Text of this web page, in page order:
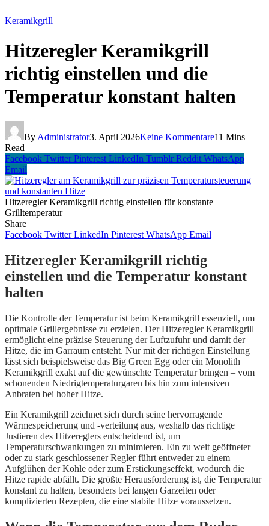
Keramikgrill
Hitzeregler Keramikgrill
richtig einstellen und die
Temperatur konstant halten
By Administrator3. April 2026Keine Kommentare11 Mins
Read
Facebook Twitter Pinterest LinkedIn Tumblr Reddit WhatsApp
Email
Hitzeregler Keramikgrill richtig einstellen für konstante
Grilltemperatur
Share
Facebook Twitter LinkedIn Pinterest WhatsApp Email
Hitzeregler Keramikgrill richtig
einstellen und die Temperatur konstant
halten
Die Kontrolle der Temperatur ist beim Keramikgrill essenziell, um
optimale Grillergebnisse zu erzielen. Der Hitzeregler Keramikgrill
ermöglicht eine präzise Steuerung der Luftzufuhr und damit der
Hitze, die im Garraum entsteht. Nur mit der richtigen Einstellung
lässt sich beispielsweise das Big Green Egg oder ein Monolith
Keramikgrill exakt auf die gewünschte Temperatur bringen – vom
schonenden Niedrigtemperaturgaren bis hin zum intensiven
Anbraten bei hoher Hitze.
Ein Keramikgrill zeichnet sich durch seine hervorragende
Wärmespeicherung und -verteilung aus, weshalb das richtige
Justieren des Hitzereglers entscheidend ist, um
Temperaturschwankungen zu minimieren. Ein zu weit geöffneter
oder zu stark geschlossener Regler führt entweder zu einem
Aufglühen der Kohle oder zum Erstickungseffekt, wodurch die
Hitze rapide abfällt. Die größte Herausforderung ist, die Temperatur
konstant zu halten, besonders bei langen Garzeiten oder
komplizierten Rezepten, die eine stabile Hitze voraussetzen.